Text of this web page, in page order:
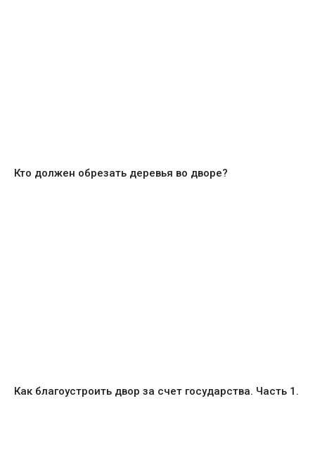
Кто должен обрезать деревья во дворе?
Как благоустроить двор за счет государства. Часть 1.